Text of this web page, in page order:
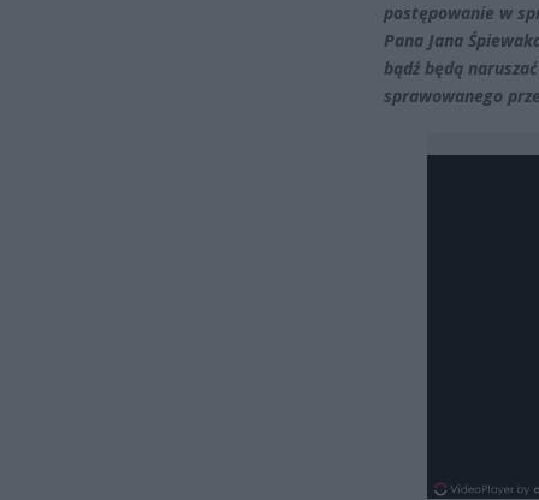
postępowanie w
Pana Jana
bądź będą
sprawowanego